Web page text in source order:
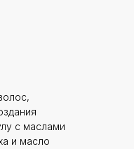
с маслами
и масло